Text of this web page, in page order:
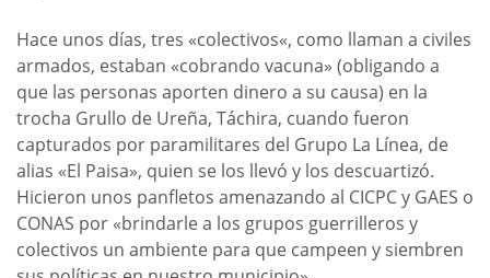
Hace unos días, tres «colectivos«, como llaman a civiles
armados, estaban «cobrando vacuna» (obligando a
que las personas aporten dinero a su causa) en la
trocha Grullo de Ureña, Táchira, cuando fueron
capturados por paramilitares del Grupo La Línea, de
alias «El Paisa», quien se los llevó y los descuartizó.
Hicieron unos panfletos amenazando al CICPC y GAES o
CONAS por «brindarle a los grupos guerrilleros y
colectivos un ambiente para que campeen y siembren